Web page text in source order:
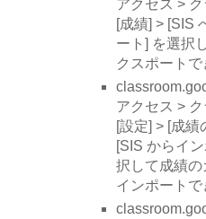
アクセス >
[成績] > [SIS
ート] を選択
クスポートで
アクセス >
[設定] > [成績
[SIS からイ
択して成績の
インポートで